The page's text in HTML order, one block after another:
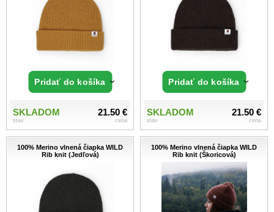
Pridať do košíka
SKLADOM
stav
21.50 €
cena
Pridať do košíka
SKLADOM
stav
21.50 €
cena
100% Merino vlnená čiapka WILD
Rib knit (Jedľová)
100% Merino vlnená čiapka WILD
Rib knit (Škoricová)